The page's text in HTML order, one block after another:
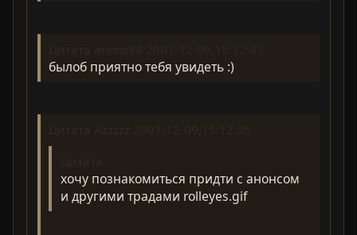
былоб приятно тебя увидеть :)
хочу познакомиться придти с анонсом
и другими традами rolleyes.gif